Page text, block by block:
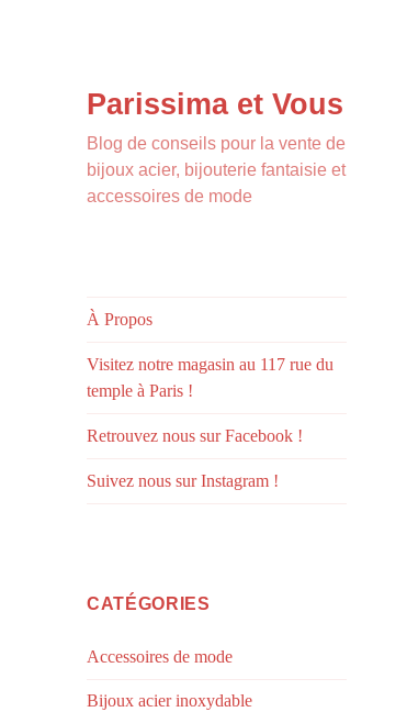
Parissima et Vous
Blog de conseils pour la vente de
bijoux acier, bijouterie fantaisie et
accessoires de mode
À Propos
Visitez notre magasin au 117 rue du
temple à Paris !
Retrouvez nous sur Facebook !
Suivez nous sur Instagram !
CATÉGORIES
Accessoires de mode
Bijoux acier inoxydable